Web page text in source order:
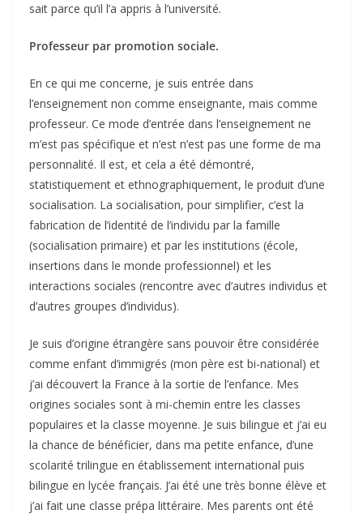
sait parce qu’il l’a appris à l’université.
Professeur par promotion sociale.
En ce qui me concerne, je suis entrée dans
l’enseignement non comme enseignante, mais comme
professeur. Ce mode d’entrée dans l’enseignement ne
m’est pas spécifique et n’est n’est pas une forme de ma
personnalité. Il est, et cela a été démontré,
statistiquement et ethnographiquement, le produit d’une
socialisation. La socialisation, pour simplifier, c’est la
fabrication de l’identité de l’individu par la famille
(socialisation primaire) et par les institutions (école,
insertions dans le monde professionnel) et les
interactions sociales (rencontre avec d’autres individus et
d’autres groupes d’individus).
Je suis d’origine étrangère sans pouvoir être considérée
comme enfant d’immigrés (mon père est bi-national) et
j’ai découvert la France à la sortie de l’enfance. Mes
origines sociales sont à mi-chemin entre les classes
populaires et la classe moyenne. Je suis bilingue et j’ai eu
la chance de bénéficier, dans ma petite enfance, d’une
scolarité trilingue en établissement international puis
bilingue en lycée français. J’ai été une très bonne élève et
j’ai fait une classe prépa littéraire. Mes parents ont été